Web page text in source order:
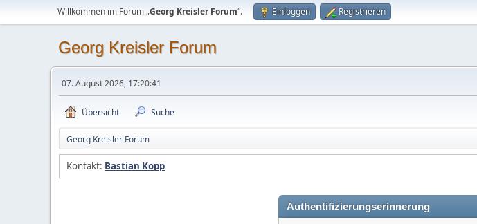
Willkommen im Forum „Georg Kreisler Forum“. Einloggen Registrieren
Georg Kreisler Forum
07. August 2026, 17:20:41
Übersicht Suche
Georg Kreisler Forum
Kontakt: Bastian Kopp
Authentifizierungserinnerung